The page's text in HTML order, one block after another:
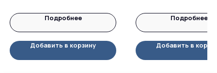
Подробнее
Добавить в корзину
Подробнее
Добавить в